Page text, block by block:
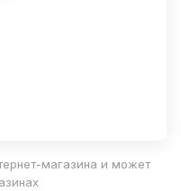
магазина и может